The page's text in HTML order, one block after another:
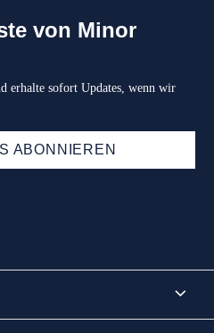
von Minor
erhalte sofort Updates, wenn wir
ABONNIEREN